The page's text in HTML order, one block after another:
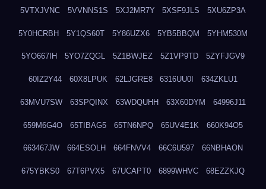
5VTXJVNC 5VVNNS1S 5XJ2MR7Y 5XSF9JLS 5XU6ZP3A
5Y0HCRBH 5Y1QS60T 5Y86UZX6 5YB5BBQM 5YHM530M
5YO667IH 5YO7ZQGL 5Z1BWJEZ 5Z1VP9TD 5ZYFJGV9
60IZ2Y44 60X8LPUK 62LJGRE8 6316UU0I 634ZKLU1
63MVU7SW 63SPQINX 63WDQUHH 63X60DYM 64996J11
659M6G4O 65TIBAG5 65TN6NPQ 65UV4E1K 660K94O5
663467JW 664ESOLH 664FNVV4 66C6U597 66NBHAON
675YBKS0 67T6PVX5 67UCAPT0 6899WHVC 68EZZKJQ